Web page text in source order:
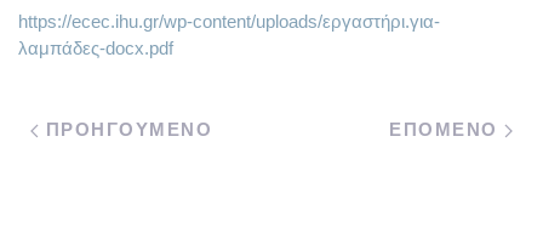
https://ecec.ihu.gr/wp-content/uploads/εργαστήρι.για-
λαμπάδες-docx.pdf
ΠΡΟΗΓΟΥΜΕΝΟ ΕΠΟΜΕΝΟ